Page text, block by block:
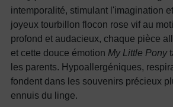
intemporalité, stimulant l'imagination
joyeux tourbillon flocon rose vif au
profond et audacieux, chaque pièce
et cette douce émotion My Little Pony
les parents. Hypoallergéniques,
fondent dans les souvenirs précieux
ennuis du linge.